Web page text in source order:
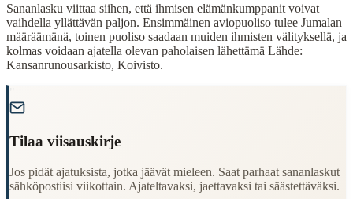
Language:Finnish (suomi)
Origin: Finland
Sananlasku viittaa siihen, että ihmisen elämänkumppanit voivat
vaihdella yllättävän paljon. Ensimmäinen aviopuoliso tulee Jumalan
määräämänä, toinen puoliso saadaan muiden ihmisten välityksellä, ja
kolmas voidaan ajatella olevan paholaisen lähettämä Lähde:
Kansanrunousarkisto, Koivisto.
Tilaa viisauskirje
Jos pidät ajatuksista, jotka jäävät mieleen. Saat parhaat sananlaskut
sähköpostiisi viikottain. Ajateltavaksi, jaettavaksi tai säästettäväksi.